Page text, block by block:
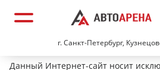
г. Санкт-Петербург,
Данный Интернет-сайт носит